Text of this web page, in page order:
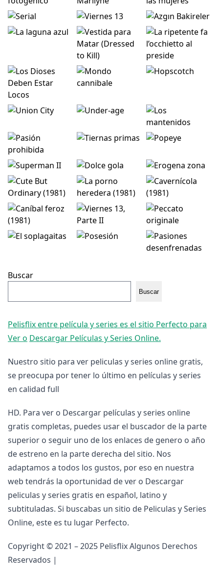
Buscar
Buscar
Pelisflix entre película y series es el sitio Perfecto para
Ver o Descargar Películas y Series Online.
Nuestro sitio para ver peliculas y series online gratis,
se preocupa por tener lo último en películas y series
en calidad full
HD. Para ver o Descargar películas y series online
gratis completas, puedes usar el buscador de la parte
superior o seguir uno de los enlaces de genero o año
de estreno en la parte derecha del sitio. Nos
adaptamos a todos los gustos, por eso en nuestra
web tendrás la oportunidad de ver o Descargar
peliculas y series gratis en español, latino y
subtituladas. Si buscabas un sitio de Peliculas y Series
Online, este es tu lugar Perfecto.
Copyright © 2021 – 2025 Pelisflix Algunos Derechos
Reservados |